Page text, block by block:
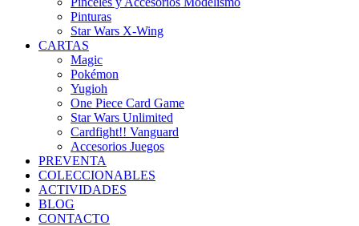
Pinturas
Star Wars X-Wing
CARTAS
Magic
Pokémon
Yugioh
One Piece Card Game
Star Wars Unlimited
Cardfight!! Vanguard
Accesorios Juegos
PREVENTA
COLECCIONABLES
ACTIVIDADES
BLOG
CONTACTO